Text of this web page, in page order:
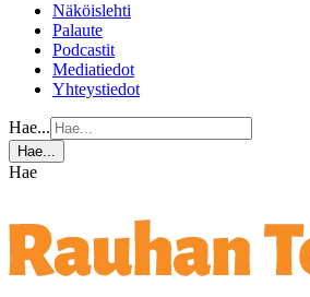
Näköislehti
Palaute
Podcastit
Mediatiedot
Yhteystiedot
Hae...
Hae...
Hae